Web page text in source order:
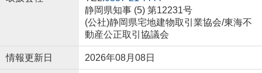
静岡県知事 (5) 第12231号
(公社)静岡県宅地建物取引業協会/東海不
動産公正取引協議会
情報更新日 2026年08月08日